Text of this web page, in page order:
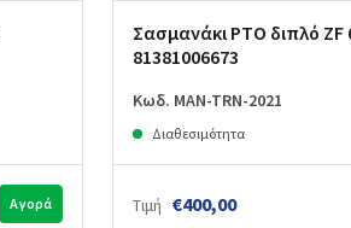
Αγορά
Σασμανάκι PTO διπλό ZF
81381006673
Κωδ. MAN-TRN-2021
Διαθεσιμότητα
Τιμή €400,00